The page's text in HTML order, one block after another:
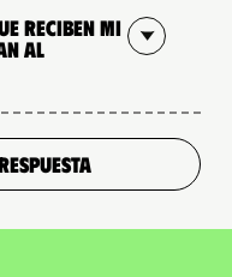
reciben mi
al